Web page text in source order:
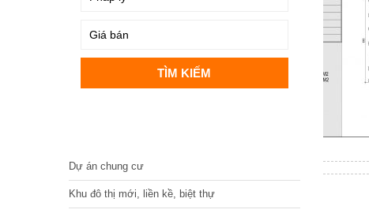
Dự án chung cư
Khu đô thị mới, liền kề, biệt thự